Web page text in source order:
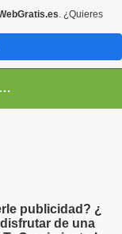
Libros y Audiolibros Para emprendedores
publicidad? ¿
de una
. ¿Quieres